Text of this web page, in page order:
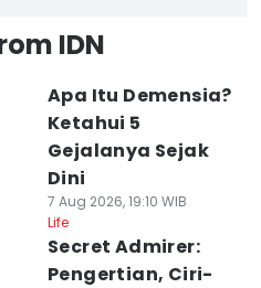
IDN
Apa Itu Demensia?
Ketahui 5
Gejalanya Sejak
Dini
7 Aug 2026, 19:10 WIB
Life
Secret Admirer:
Pengertian, Ciri-